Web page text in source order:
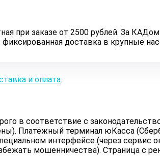
при заказе от 2500 рублей. За
фиксированная доставка в крупные
и оплата.
в соответствие с
Платёжный терминал юКасса
интерфейсе (через сервис
мошенничества). Страница с